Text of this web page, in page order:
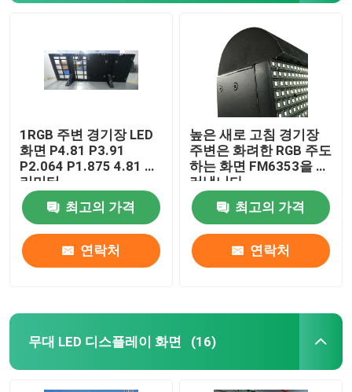
1RGB 주변 경기장 LED
화면 P4.81 P3.91
P2.064 P1.875 4.81 밀
리미터
최고의 가격
연락처
높은 새로 고침 경기장
주변은 화려한 RGB 주도
하는 화면 FM6353을 드
러냅니다
최고의 가격
연락처
무대 LED 디스플레이 화면 (16)